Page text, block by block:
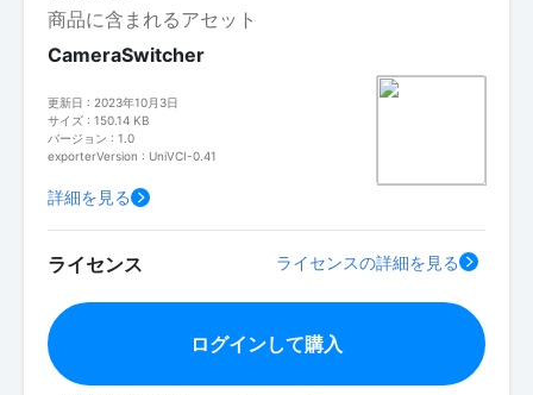
商品に含まれるアセット
CameraSwitcher
更新日 : 2023年10月3日
サイズ : 150.14 KB
バージョン : 1.0
exporterVersion : UniVCI-0.41
詳細を見る
ライセンス ライセンスの詳細を見る
ログインして購入